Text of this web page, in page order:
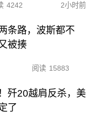
4242 2小时前
条路，波斯都不
被揍
阅读 15883
歼20越肩反杀，美
了